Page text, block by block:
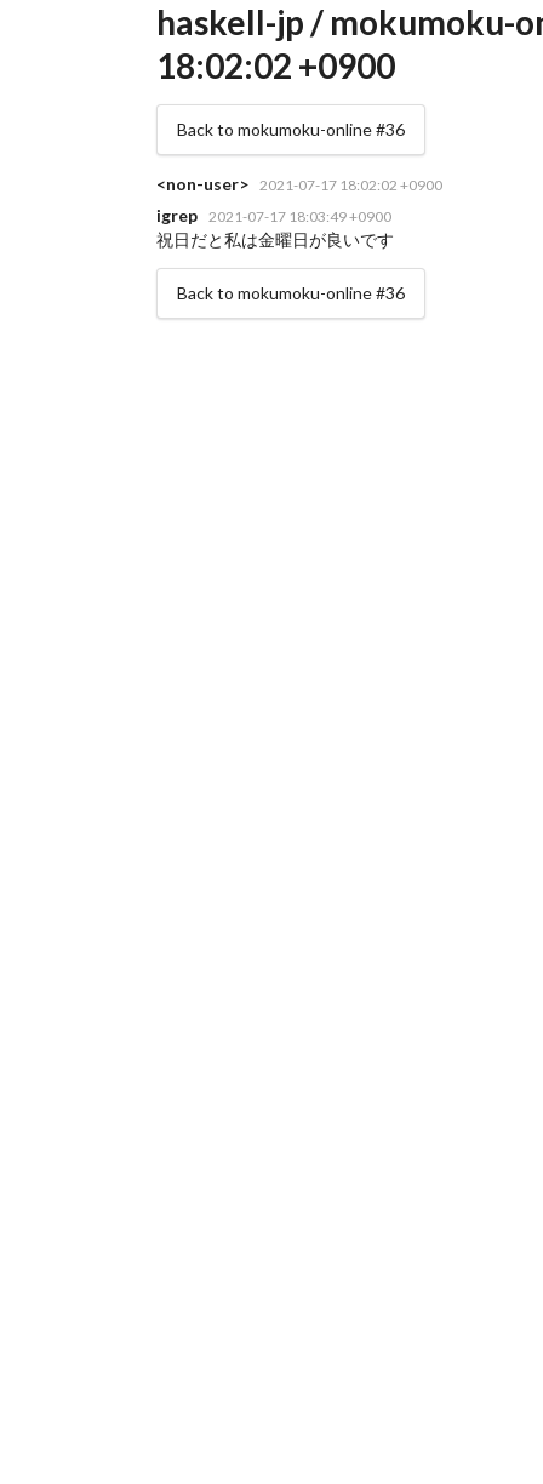
haskell-jp / mokumoku-
18:02:02 +0900
Back to mokumoku-online #36
<non-user> 2021-07-17 18:02:02 +0900
igrep 2021-07-17 18:03:49 +0900
祝日だと私は金曜日が良いです
Back to mokumoku-online #36